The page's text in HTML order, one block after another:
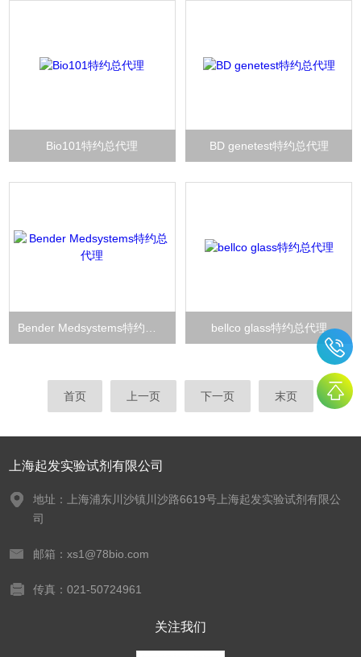
Bio101特约总代理 BD genetest特约总代理
bellco glass特约总代理
首页 上一页 下一页 末页
上海起发实验试剂有限公司
地址：上海浦东川沙镇川沙路6619号上海起发实验试剂有限公
司
邮箱：xs1@78bio.com
传真：021-50724961
关注我们